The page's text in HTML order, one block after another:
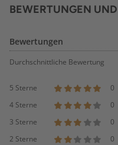
BEWERTUNGEN
Bewertungen
Durchschnittliche Bewertung
5 Sterne
0
4 Sterne
0
3 Sterne
0
2 Sterne
0